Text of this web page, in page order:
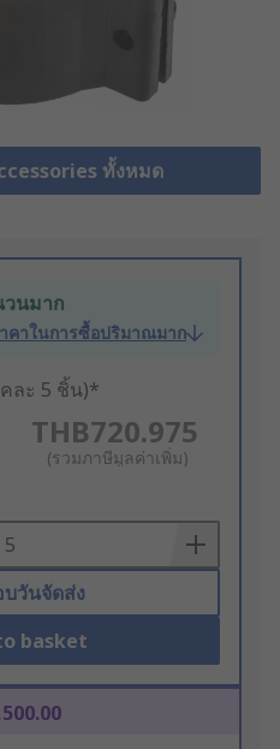
ทั้งหมด
นมาก
คาในการซื้อปริมาณมาก
ละ 5 ชิ้น)*
THB720.975
(รวมภาษีมูลค่าเพิ่ม)
วันจัดส่ง
basket